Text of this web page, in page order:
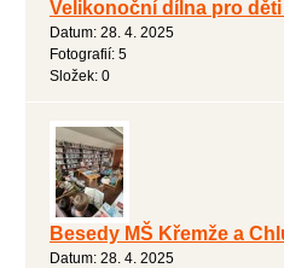
Velikonoční dílna pro děti
Datum: 28. 4. 2025
Fotografií: 5
Složek: 0
Besedy MŠ Křemže a
Datum: 28. 4. 2025